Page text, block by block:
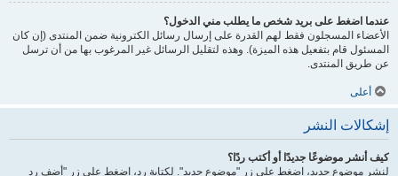
عندما اضغط على بريد شخص ما يطلب مني الدخول؟
الأعضاء المسجلون فقط لهم القدرة على إرسال رسائل الكترونية ضمن المنتدى (إن كان
المسئول قام بتفعيل هذه الميزة). وهذه لتقليل الرسائل غير المرغوب بها من أن ترسل
عن طريق المنتدى.
أعلى
إشكالات النشر
كيف أنشر موضوعًا جديدًا أو أكتب ردًا؟
لنشر موضوع جديد، اضغط على زر "موضوع جديد". لكتابة رد، اضغط على زر "أضف رد